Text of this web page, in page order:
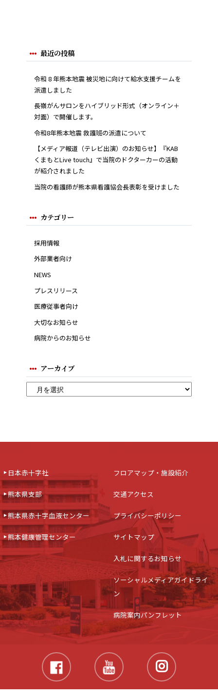
最近の投稿
令和 8 年熊本地震 被災地に向けて給水支援チームを
派遣しました
長嶺がんサロンをハイブリッド形式（オンライン＋
対面）で開催します。
令和8年熊本地震 救護班の派遣について
【メディア報道（テレビ出演）のお知らせ】『KAB
くまもとLive touch』で当院のドクターカーの活動
が紹介されました
当院の看護師が熊本県看護協会長表彰を受けました
カテゴリー
採用情報
外部業者向け
NEWS
プレスリリース
医療従事者向け
大切なお知らせ
病院からのお知らせ
アーカイブ
日本赤十字社
熊本県支部
熊本県赤十字血液センター
熊本健康管理センター
フロアマップ・施設紹介
交通アクセス
プライバシーポリシー
サイトマップ
入札に関するお知らせ
ソーシャルメディアガイドライ
ン
病院案内パンフレット